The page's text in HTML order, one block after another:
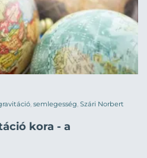
semlegesség Szári Norbert
kora - a